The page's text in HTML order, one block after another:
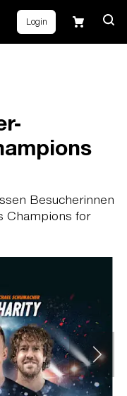
Login
Besucherinnen
Champions for